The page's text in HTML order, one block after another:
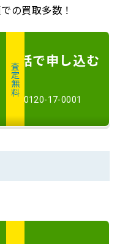
の買取多数！
査定無料
電話で申し込む
0120-17-0001